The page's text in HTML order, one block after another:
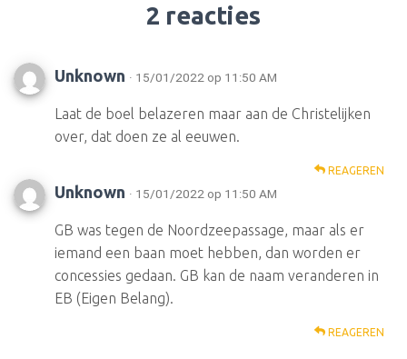
2 reacties
Unknown · 15/01/2022 op 11:50 AM
Laat de boel belazeren maar aan de Christelijken
over, dat doen ze al eeuwen.
REAGEREN
Unknown · 15/01/2022 op 11:50 AM
GB was tegen de Noordzeepassage, maar als er
iemand een baan moet hebben, dan worden er
concessies gedaan. GB kan de naam veranderen in
EB (Eigen Belang).
REAGEREN